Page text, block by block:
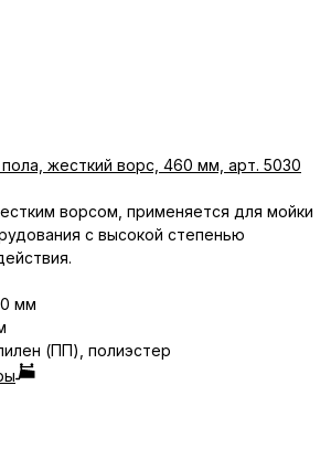
жесткий ворс, 460 мм, арт. 5030
ворсом, применяется для мойки
с высокой степенью
мм
(ПП), полиэстер